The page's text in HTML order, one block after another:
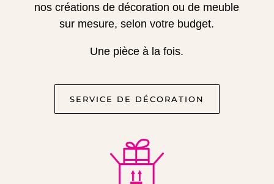
nos créations de décoration ou de meuble
sur mesure, selon votre budget.
Une pièce à la fois.
SERVICE DE DÉCORATION